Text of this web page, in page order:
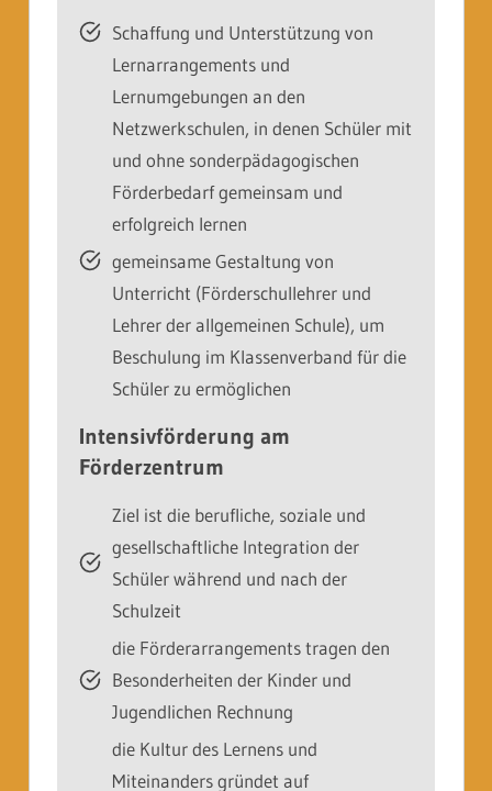
Schaffung und Unterstützung von
Lernarrangements und
Lernumgebungen an den
Netzwerkschulen, in denen Schüler mit
und ohne sonderpädagogischen
Förderbedarf gemeinsam und
erfolgreich lernen
gemeinsame Gestaltung von
Unterricht (Förderschullehrer und
Lehrer der allgemeinen Schule), um
Beschulung im Klassenverband für die
Schüler zu ermöglichen
Intensivförderung am
Förderzentrum
Ziel ist die berufliche, soziale und
gesellschaftliche Integration der
Schüler während und nach der
Schulzeit
die Förderarrangements tragen den
Besonderheiten der Kinder und
Jugendlichen Rechnung
die Kultur des Lernens und
Miteinanders gründet auf